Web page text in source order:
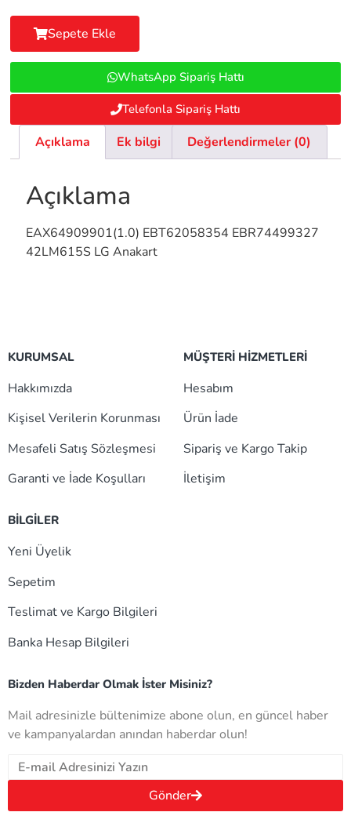
Sepete Ekle
WhatsApp Sipariş Hattı
Telefonla Sipariş Hattı
Açıklama Ek bilgi Değerlendirmeler (0)
Açıklama
EAX64909901(1.0) EBT62058354 EBR74499327
42LM615S LG Anakart
KURUMSAL
Hakkımızda
Kişisel Verilerin Korunması
Mesafeli Satış Sözleşmesi
Garanti ve İade Koşulları
MÜŞTERİ HİZMETLERİ
Hesabım
Ürün İade
Sipariş ve Kargo Takip
İletişim
BİLGİLER
Yeni Üyelik
Sepetim
Teslimat ve Kargo Bilgileri
Banka Hesap Bilgileri
Bizden Haberdar Olmak İster Misiniz?
Mail adresinizle bültenimize abone olun, en güncel haber
ve kampanyalardan anından haberdar olun!
Gönder